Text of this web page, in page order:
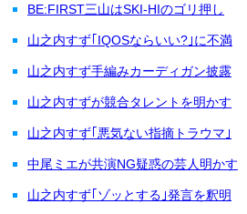
BE:FIRST三山はSKI-HIのゴリ押し
山之内すず｢IQOSならいい?｣に不満
山之内すず手編みカーディガン披露
山之内すずが競合タレントを明かす
山之内すず｢悪気ない指摘トラウマ｣
中尾ミエが共演NG疑惑の芸人明かす
山之内すず｢ゾッとする｣発言を釈明